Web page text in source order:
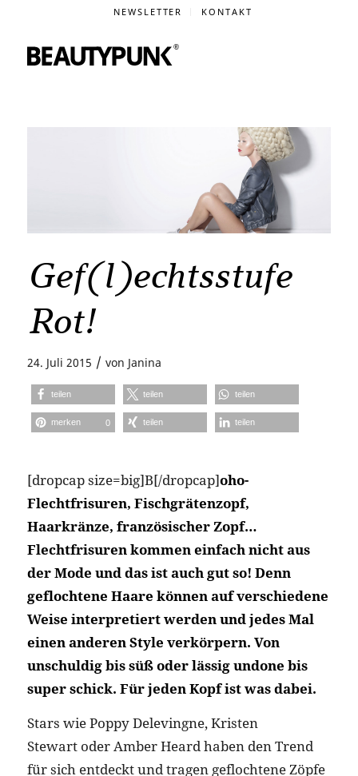
NEWSLETTER KONTAKT
Gef(l)echtsstufe
Rot!
24. Juli 2015 / von Janina
teilen teilen teilen
merken 0 teilen teilen
[dropcap size=big]B[/dropcap]oho-
Flechtfrisuren, Fischgrätenzopf,
Haarkränze, französischer Zopf…
Flechtfrisuren kommen einfach nicht aus
der Mode und das ist auch gut so! Denn
geflochtene Haare können auf verschiedene
Weise interpretiert werden und jedes Mal
einen anderen Style verkörpern. Von
unschuldig bis süß oder lässig undone bis
super schick. Für jeden Kopf ist was dabei.
Stars wie Poppy Delevingne, Kristen
Stewart oder Amber Heard haben den Trend
für sich entdeckt und tragen geflochtene Zöpfe